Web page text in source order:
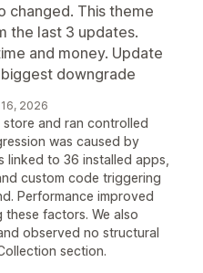
changed. This theme
the last 3 updates.
and money. Update
downgrade
2026
and ran controlled
was caused by
linked to 36 installed apps,
custom code triggering
Performance improved
factors. We also
observed no structural
section.